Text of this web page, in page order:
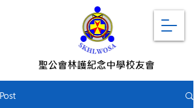
聖公會林護紀念中學校友會
Post